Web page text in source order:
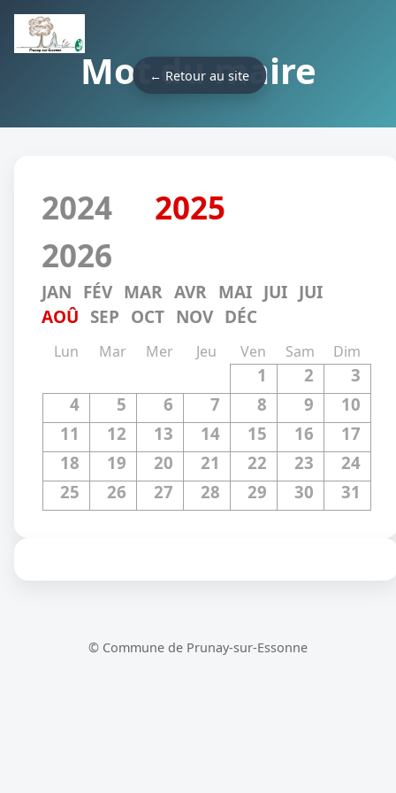
← Retour au site
Mot du maire
2024
2025
2026
JAN FÉV MAR AVR MAI JUI JUI
AOÛ SEP OCT NOV DÉC
Lun Mar Mer Jeu Ven Sam Dim
1 2
3
4
5 6 7 8 9
10
11
12 13 14 15 16
17
18
19 20 21 22 23
24
25
26 27 28 29 30 31
© Commune de Prunay-sur-Essonne